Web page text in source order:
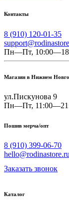
Контакты
8 (910) 120-01-35
Пн—Пт,
Магазин в Нижнем
ул.Пискунова 9
Пн—Пт,
Пошив мерча/опт
8 (910) 399-06-70
hello@rodinastore.ru
Заказать звонок
Каталог